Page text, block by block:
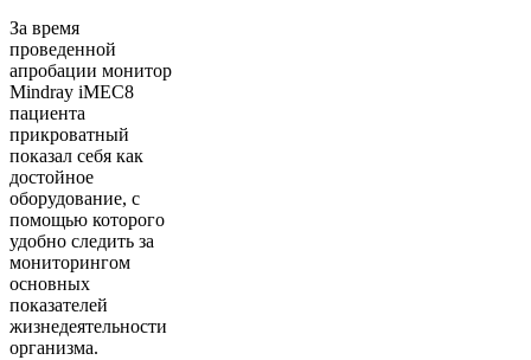
За время
проведенной
апробации монитор
Mindray iMEC8
пациента
прикроватный
показал себя как
достойное
оборудование, с
помощью которого
удобно следить за
мониторингом
основных
показателей
жизнедеятельности
организма.